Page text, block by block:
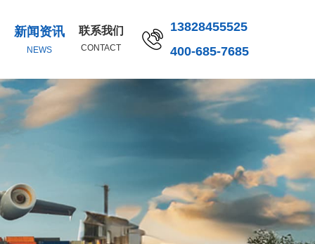
新闻资讯
NEWS
联系我们
CONTACT
13828455525
400-685-7685